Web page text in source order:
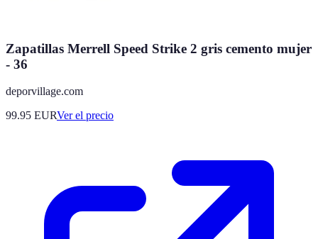
Zapatillas Merrell Speed Strike 2 gris cemento mujer
- 36
deporvillage.com
99.95 EURVer el precio